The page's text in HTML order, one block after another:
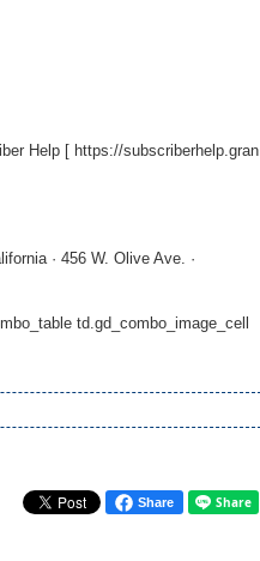
Help [ https://subscriberhelp.gran
· 456 W. Olive Ave. ·
td.gd_combo_image_cell
Share